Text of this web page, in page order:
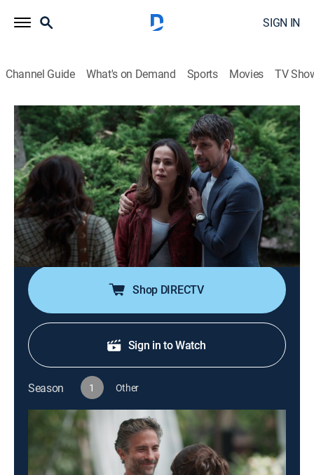
SIGN IN
Channel Guide What's on Demand Sports Movies TV
Hermanas, un amor compartido
S1 E47 | Sin noticias
0h 15m|TV14|Drama, Romance, Soap UNI|Univision|2026
Germán les explica a Mónica y Alonso cómo sucedió
todo. Aura despierta en el convento y está
desesperada por saber de Germán. Lía le reclama a
Silverio por haber golpeado a Germán y cobrar el
rescate. Leonel le pide perdón a Germán.
Shop DIRECTV
Sign in to Watch
Season 1 Other